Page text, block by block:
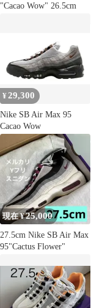
"Cacao Wow" 26.5cm
¥ 29,300
Nike SB Air Max 95
Cacao Wow
現在 ¥25,000
27.5cm Nike SB Air Max
95"Cactus Flower"